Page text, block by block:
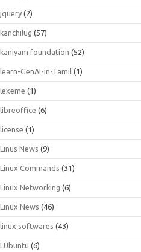
jquery (2)
kanchilug (57)
kaniyam foundation (52)
learn-GenAI-in-Tamil (1)
lexeme (1)
libreoffice (6)
license (1)
Linus News (9)
Linux Commands (31)
Linux Networking (6)
Linux News (46)
linux softwares (43)
LUbuntu (6)